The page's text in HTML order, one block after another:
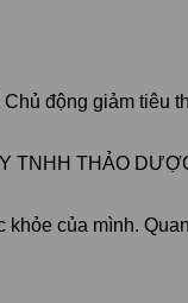
động giảm
TNHH THẢO
của mình.